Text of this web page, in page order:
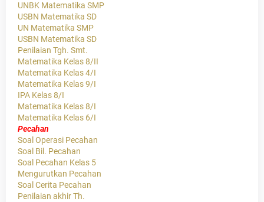
UNBK Matematika SMP
USBN Matematika SD
UN Matematika SMP
USBN Matematika SD
Penilaian Tgh. Smt.
Matematika Kelas 8/II
Matematika Kelas 4/I
Matematika Kelas 9/I
IPA Kelas 8/I
Matematika Kelas 8/I
Matematika Kelas 6/I
Pecahan
Soal Operasi Pecahan
Soal Bil. Pecahan
Soal Pecahan Kelas 5
Mengurutkan Pecahan
Soal Cerita Pecahan
Penilaian akhir Th.